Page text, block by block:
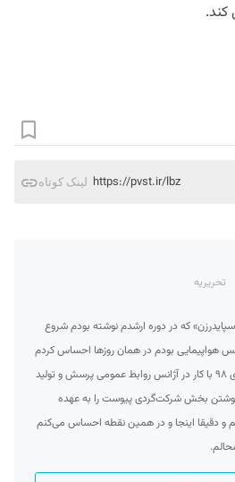
کند.
لینک کوتاه https://pvst.ir/lbz
تحریریه
که در دوره ارشدم نوشته بودم شروع
کارمند آژانس هواپیمایی بودم در همان روزها احساس کردم
چقدر نوشتن را دوست دارم. از دی ۹۸ با کار در آژانس روابط عمومی پرسش و تولید
نوشتن بخش شرکت‌گردی پیوست را به عهده
و دقیقا اینجا و در همین نقطه احساس می‌کنم